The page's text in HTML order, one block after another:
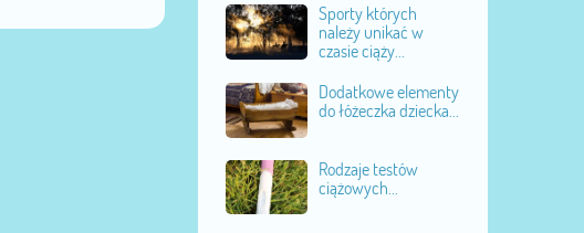
Sporty których
należy unikać w
czasie ciąży...
Dodatkowe elementy
do łóżeczka dziecka...
Rodzaje testów
ciążowych...